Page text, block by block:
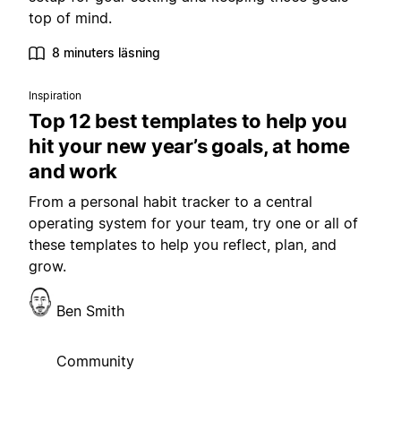
top of mind.
8 minuters läsning
Inspiration
Top 12 best templates to help you
hit your new year’s goals, at home
and work
From a personal habit tracker to a central
operating system for your team, try one or all of
these templates to help you reflect, plan, and
grow.
Ben Smith
Community